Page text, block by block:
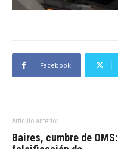
Facebook
Artículo anterior
Baires, cumbre de OMS: